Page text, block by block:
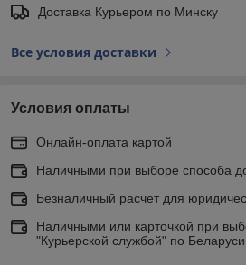
Доставка Курьером по Минску
Все условия доставки
Условия оплаты
Онлайн-оплата картой
Наличными при выборе способа
Безналичный расчет для
Наличными или карточкой при
"Курьерской службой" по Беларуси